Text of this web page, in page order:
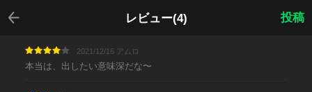
レビュー(4)
戻る
投稿
2021/12/16 アムロ
本当は、出したい意味深だな〜